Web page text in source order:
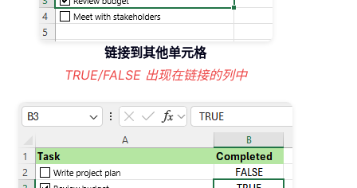
链接到其他单元格
TRUE/FALSE 出现在链接的列中